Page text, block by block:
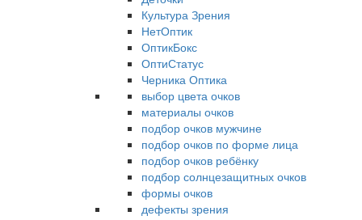
Культура Зрения
НетОптик
ОптикБокс
ОптиСтатус
Черника Оптика
выбор цвета очков
материалы очков
подбор очков мужчине
подбор очков по форме лица
подбор очков ребёнку
подбор солнцезащитных очков
формы очков
дефекты зрения